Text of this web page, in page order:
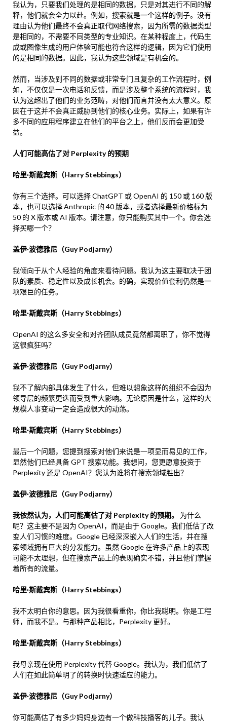
我认为，只要我们处理的是相同的数据，只是对其进行不同的解
释，他们就会全力以赴。例如，搜索就是一个这样的例子。没有
理由认为他们最终不会真正取代网络搜索，因为所需的数据类型
是相同的，不需要不同类型的专业知识。在某种程度上，代码生
成或图像生成的用户体验可能也符合这样的逻辑，因为它们使用
的是相同的数据。因此，我认为这些领域是有机会的。
然而，当涉及到不同的数据或非常专门且复杂的工作流程时，例
如，不仅仅是一次电话和反馈，而是涉及整个系统的流程时，我
认为这超出了他们的业务范畴，对他们而言并没有太大意义。原
因在于这并不会真正威胁到他们的核心业务。实际上，如果有许
多不同的应用程序建立在他们的平台之上，他们反而会更加受
益。
人们可能高估了对 Perplexity 的预期
哈里·斯戴宾斯（Harry Stebbings）
你有三个选择。可以选择 ChatGPT 或 OpenAI 的 150 或 160 版
本，也可以选择 Anthropic 的 40 版本，或者选择最新价格标为
50 的 X 版本或 AI 版本。请注意，你只能购买其中一个。你会选
择买哪一个？
盖伊·波德雅尼（Guy Podjarny）
我倾向于从个人经验的角度来看待问题。我认为这主要取决于团
队的素质、稳定性以及成长机会。的确，实现价值套利仍然是一
项艰巨的任务。
哈里·斯戴宾斯（Harry Stebbings）
OpenAI 的这么多安全和对齐团队成员竟然都离职了，你不觉得
这很疯狂吗？
盖伊·波德雅尼（Guy Podjarny）
我不了解内部具体发生了什么，但难以想象这样的组织不会因为
领导层的频繁更迭而受到重大影响。无论原因是什么，这样的大
规模人事变动一定会造成很大的动荡。
哈里·斯戴宾斯（Harry Stebbings）
最后一个问题，您提到搜索对他们来说是一项显而易见的工作，
显然他们已经具备 GPT 搜索功能。我想问，您更愿意投资于
Perplexity 还是 OpenAI？您认为谁将在搜索领域胜出？
盖伊·波德雅尼（Guy Podjarny）
我依然认为，人们可能高估了对 Perplexity 的预期。
为什么
呢？这主要不是因为 OpenAI，而是由于 Google。我们低估了改
变人们习惯的难度。Google 已经深深嵌入人们的生活，并在搜
索领域拥有巨大的分发能力。虽然 Google 在许多产品上的表现
可能不太理想，但在搜索产品上的表现确实不错，并且他们掌握
着所有的流量。
哈里·斯戴宾斯（Harry Stebbings）
我不太明白你的意思。因为我很看重你，你比我聪明。你是工程
师，而我不是。与那种产品相比，Perplexity 更好。
哈里·斯戴宾斯（Harry Stebbings）
我母亲现在使用 Perplexity 代替 Google。我认为，我们低估了
人们在如此简单明了的转换时快速适应的能力。
盖伊·波德雅尼（Guy Podjarny）
你可能高估了有多少妈妈身边有一个做科技播客的儿子。我认